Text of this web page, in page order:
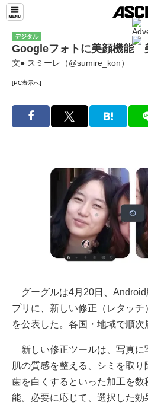
デジタル
Googleフォトに美顔機能
文● スミーレ（@sumire_kon）
[PC表示へ]
グーグルは4月20日、Android
プリに、新しい修正（レタッチ
を公表した。各国・地域で順次
新しい修正ツールは、写真に
肌の質感を整える、シミを取り
歯を白くするといった加工を
能。必要に応じて、選択した効